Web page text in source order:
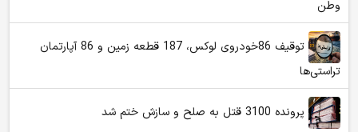
وطن
توقیف 86خودروی لوکس، 187 قطعه زمین و 86 آپارتمان
تراستی‌ها
پرونده 3100 قتل به صلح و سازش ختم شد